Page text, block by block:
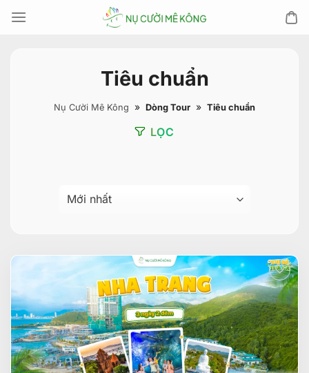
đến
Tiêu chuẩn
Nụ Cười Mê Kông » Dòng Tour » Tiêu chuẩn
LỌC